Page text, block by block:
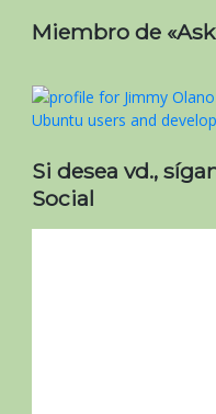
Miembro de
Si desea vd.,
Social